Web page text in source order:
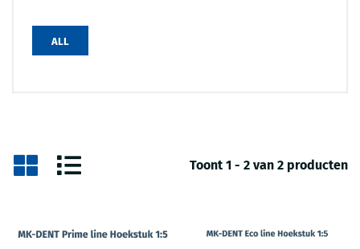
ALL
Toont 1 - 2 van 2 producten